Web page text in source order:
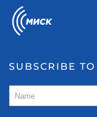
SUBSCRIBE